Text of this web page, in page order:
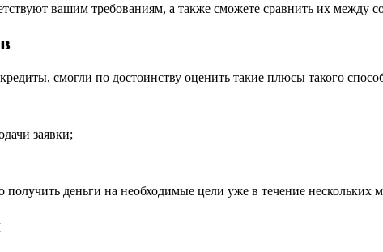
вашим требованиям, а также сможете сравнить их между
смогли по достоинству оценить такие плюсы такого
заявки;
деньги на необходимые цели уже в течение нескольких